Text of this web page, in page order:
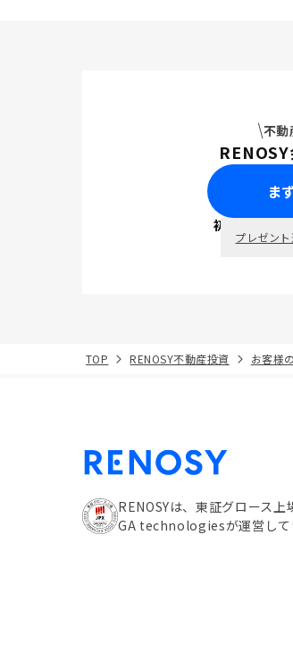
不動
RENOSY
ま
初回面談で
プレゼン
TOP RENOSY不動産投資 お客様
RENOSYは、東証グロース上
GA technologiesが運営して